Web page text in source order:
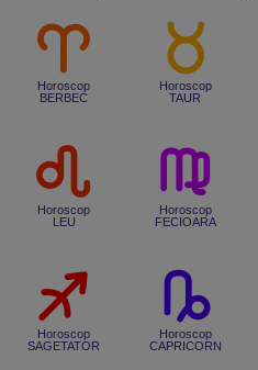
Horoscop
BERBEC
Horoscop
TAUR
Horoscop
LEU
Horoscop
FECIOARA
Horoscop
SAGETATOR
Horoscop
CAPRICORN